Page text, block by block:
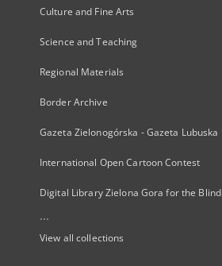
Culture and Fine Arts
Science and Teaching
Regional Materials
Border Archive
Gazeta Zielonogórska - Gazeta Lubuska
International Open Cartoon Contest
Digital Library Zielona Gora for the Blind
...
View all collections